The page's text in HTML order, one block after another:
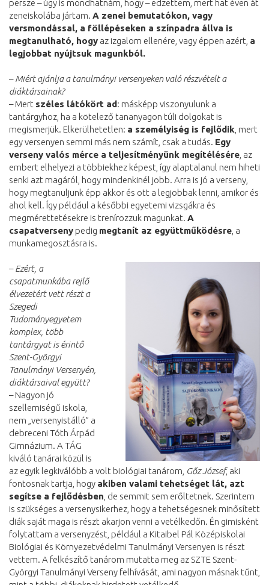
persze – úgy is mondhatnám, hogy – edzettem, mert hat éven át
zeneiskolába jártam. A zenei bemutatókon, vagy
versmondással, a föllépéseken a színpadra állva is
megtanulható, hogy az izgalom ellenére, vagy éppen azért, a
legjobbat nyújtsuk magunkból.
–Miért ajánlja a tanulmányi versenyeken való részvételt a
diáktársainak?
– Mert széles látókört ad: másképp viszonyulunk a
tantárgyhoz, ha a kötelező tananyagon túli dolgokat is
megismerjük. Elkerülhetetlen: a személyiség is fejlődik, mert
egy versenyen semmi más nem számít, csak a tudás. Egy
verseny valós mérce a teljesítményünk megítélésére, az
embert elhelyezi a többiekhez képest, így alaptalanul nem hiheti
senki azt magáról, hogy mindenkinél jobb. Arra is jó a verseny,
hogy megtanuljunk épp akkor és ott a legjobbak lenni, amikor és
ahol kell. Így például a későbbi egyetemi vizsgákra és
megmérettetésekre is trenírozzuk magunkat. A
csapatverseny pedig megtanít az együttműködésre, a
munkamegosztásra is.
–Ezért, a
csapatmunkába rejlő
élvezetért vett részt a
Szegedi
Tudományegyetem
komplex, több
tantárgyat is érintő
Szent-Györgyi
Tanulmányi Versenyén,
diáktársaival együtt?
– Nagyon jó
szellemiségű iskola,
nem „versenyistálló” a
debreceni Tóth Árpád
Gimnázium. A TÁG
kiváló tanárai közül is
az egyik legkiválóbb a volt biológiai tanárom, Gőz József, aki
fontosnak tartja, hogy akiben valami tehetséget lát, azt
segítse a fejlődésben, de semmit sem erőltetnek. Szerintem
is szükséges a versenysikerhez, hogy a tehetségesnek minősített
diák saját maga is részt akarjon venni a vetélkedőn. Én gimisként
folytattam a versenyzést, például a Kitaibel Pál Középiskolai
Biológiai és Környezetvédelmi Tanulmányi Versenyen is részt
vettem. A felkészítő tanárom mutatta meg az SZTE Szent-
Györgyi Tanulmányi Verseny felhívását, ami nagyon másnak tűnt,